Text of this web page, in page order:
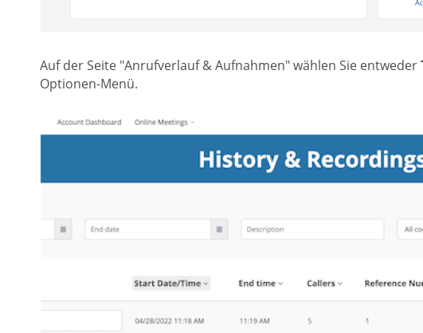
Auf der Seite "Anrufverlauf & Aufnahmen" wählen Sie entweder
Optionen-Menü.